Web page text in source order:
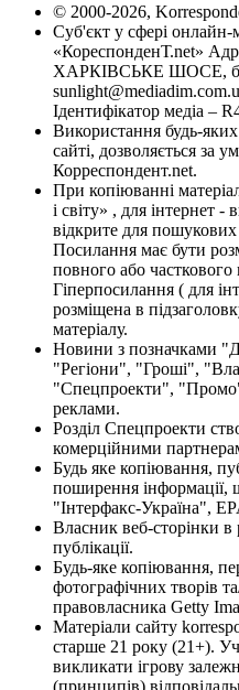
© 2000-2026,
Суб'єкт у сфері онлайн-
«КореспонденТ.net»
ХАРКІВСЬКЕ ШОСЕ,
Ідентифікатор медіа –
Використання будь-
сайті, дозволяється за
Корреспондент.net.
При копіюванні
і світу» , для інтернет
відкрите для
Посилання має бути
повного або часткового
Гіперпосилання ( для
розміщена в
матеріалу.
Новини з позначками
"Регіони", "Гроші",
"Спецпроекти",
реклами.
Розділ Спецпроекти
комерційними
Будь яке копіювання,
поширення інформації,
"Інтерфакс-Україна",
Власник веб-сторінки в
публікації.
Будь-яке копіювання,
фотографічних творів
правовласника Getty
Матеріали сайту
старше 21 року (21+).
викликати ігрову
(принципів)